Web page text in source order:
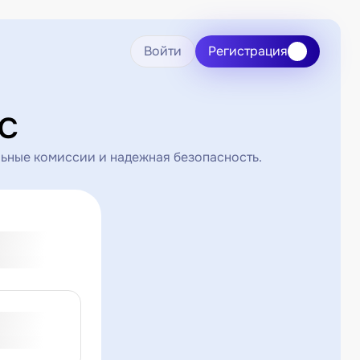
Войти Регистрация
комиссии и надежная безопасность.